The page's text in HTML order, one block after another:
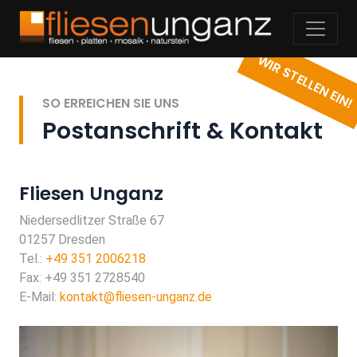
WIR STELLEN EIN!
SO ERREICHEN SIE UNS
Postanschrift & Kontakt
Fliesen Unganz
Niedersedlitzer Straße 67
01257 Dresden
Tel.: +49 351 2006218
Fax: +49 351 2728540
E-Mail: kontakt@fliesen-unganz.de